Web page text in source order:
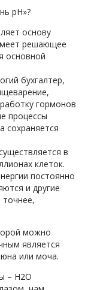
рН»?
основу
решающее
основной
бухгалтер,
гормонов
процессы
сохраняется
в
клеток.
постоянно
и другие
можно
является
или моча.
– Н2О